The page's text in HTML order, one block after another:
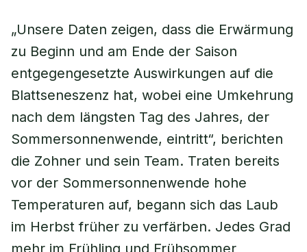
„Unsere Daten zeigen, dass die Erwärmung
zu Beginn und am Ende der Saison
entgegengesetzte Auswirkungen auf die
Blattseneszenz hat, wobei eine Umkehrung
nach dem längsten Tag des Jahres, der
Sommersonnenwende, eintritt“, berichten
die Zohner und sein Team. Traten bereits
vor der Sommersonnenwende hohe
Temperaturen auf, begann sich das Laub
im Herbst früher zu verfärben. Jedes Grad
mehr im Frühling und Frühsommer